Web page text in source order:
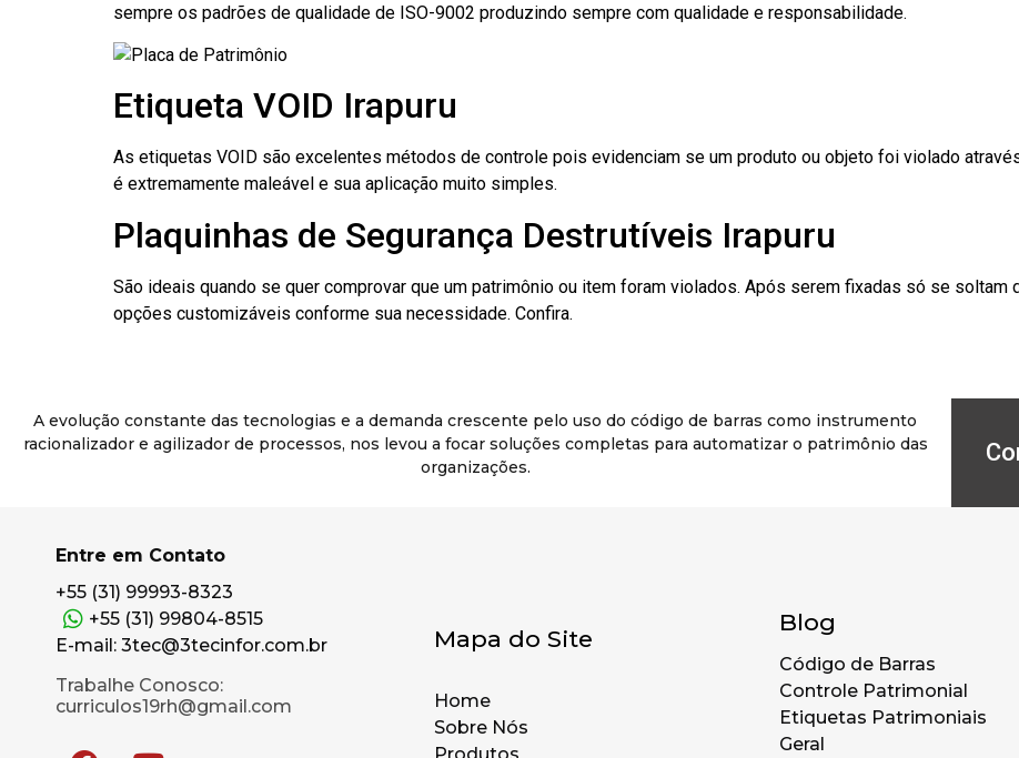
sempre os padrões de qualidade de ISO-9002 produzindo sempre com qualidade e responsabilidade.
Etiqueta VOID Irapuru
As etiquetas VOID são excelentes métodos de controle pois evidenciam se um produto ou objeto foi violado
é extremamente maleável e sua aplicação muito simples.
Plaquinhas de Segurança Destrutíveis Irapuru
São ideais quando se quer comprovar que um patrimônio ou item foram violados. Após serem fixadas só se soltam
opções customizáveis conforme sua necessidade. Confira.
A evolução constante das tecnologias e a demanda crescente pelo uso do código de barras como instrumento
racionalizador e agilizador de processos, nos levou a focar soluções completas para automatizar o patrimônio das
organizações.
Entre em Contato
+55 (31) 99993-8323
+55 (31) 99804-8515
E-mail: 3tec@3tecinfor.com.br
Trabalhe Conosco:
curriculos19rh@gmail.com
Mapa do Site
Home
Sobre Nós
Blog
Código de Barras
Controle Patrimonial
Etiquetas Patrimoniais
Geral